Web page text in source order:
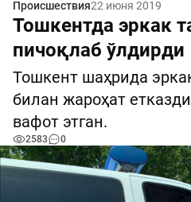
Происшествия22 июня 2019
Тошкентда эркак
пичоқлаб ўлдирди
Тошкент шаҳрида
билан жароҳат
вафот этган.
2583 0